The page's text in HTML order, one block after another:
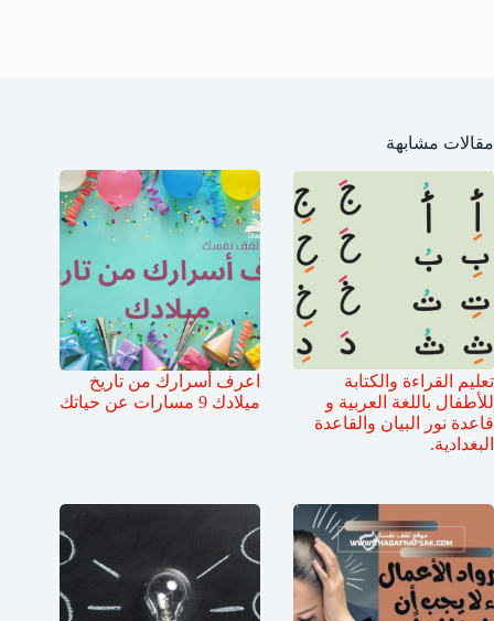
مقالات مشابهة
تعليم القراءة والكتابة
للأطفال باللغة العربية و
قاعدة نور البيان والقاعدة
البغدادية.
اعرف أسرارك من تاريخ
ميلادك 9 مسارات عن حياتك